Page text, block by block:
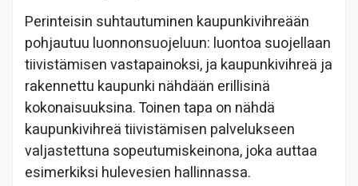
Perinteisin suhtautuminen kaupunkivihreään
pohjautuu luonnonsuojeluun: luontoa suojellaan
tiivistämisen vastapainoksi, ja kaupunkivihreä ja
rakennettu kaupunki nähdään erillisinä
kokonaisuuksina. Toinen tapa on nähdä
kaupunkivihreä tiivistämisen palvelukseen
valjastettuna sopeutumiskeinona, joka auttaa
esimerkiksi hulevesien hallinnassa.